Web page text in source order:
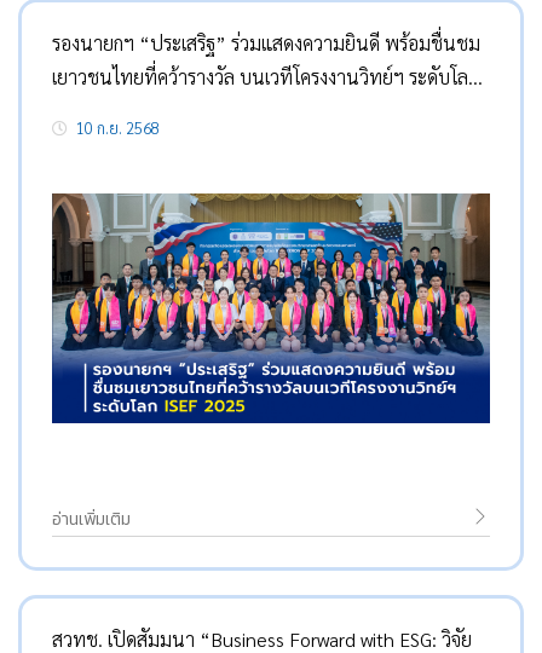
รองนายกฯ “ประเสริฐ” ร่วมแสดงความยินดี พร้อมชื่นชม
เยาวชนไทยที่คว้ารางวัล บนเวทีโครงงานวิทย์ฯ ระดับโลก
10 ก.ย. 2568
อ่านเพิ่มเติม
สวทช. เปิดสัมมนา “Business Forward with ESG: วิจัย